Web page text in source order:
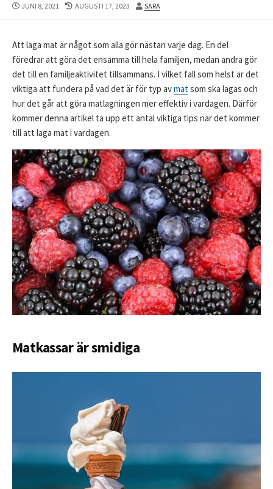
PUBLISHED
JUNI 8, 2021
LAST
AUGUSTI 17, 2023 AUTHOR
SARA
Att laga mat är något som alla gör nästan varje dag. En del
föredrar att göra det ensamma till hela familjen, medan andra gör
det till en familjeaktivitet tillsammans. I vilket fall som helst är det
viktiga att fundera på vad det är för typ avmatsom ska lagas och
hur det går att göra matlagningen mer effektiv i vardagen. Därför
kommer denna artikel ta upp ett antal viktiga tips när det kommer
till att laga mat i vardagen.
Matkassar är smidiga